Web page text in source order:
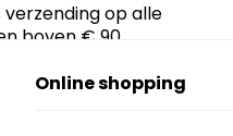
op alle
boven € 90.
Online shopping